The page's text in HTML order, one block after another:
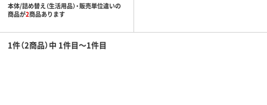
本体/詰め替え（生活用品）・販売単位違いの
商品が2商品あります
1件（2商品）中 1件目～1件目